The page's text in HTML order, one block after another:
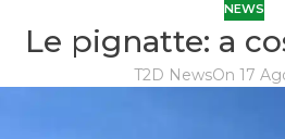
NEWS
Le pignatte: a
T2D NewsOn 17